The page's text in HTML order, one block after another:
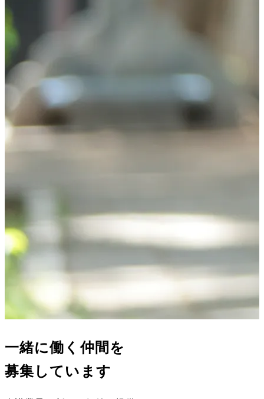
一緒に働く仲間を
募集しています